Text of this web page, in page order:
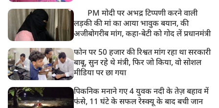
PM मोदी पर अभद्र टिप्पणी करने वाली
लड़की की मां का आया भावुक बयान, की
अजीबोगरीब मांग, कहा-बेटी को गोद लें प्रधानमंत्री
फोन पर 50 हजार की रिश्वत मांग रहा था सरकारी
बाबू, सुन रहे थे मंत्री, फिर जो किया, वो सोशल
मीडिया पर छा गया
पिकनिक मनाने गए 4 युवक नदी के तेज़ बहाव में
फंसे, 11 घंटे के सफल रेस्क्यू के बाद बची जान